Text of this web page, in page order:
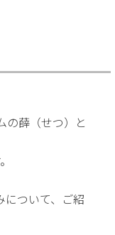
の薛（せつ）と
について、ご紹